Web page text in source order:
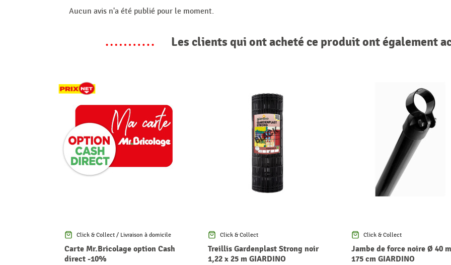
Aucun avis n'a été publié pour le moment.
Les clients qui ont acheté ce produit ont également
Click & Collect / Livraison à domicile
Carte Mr.Bricolage option Cash
direct -10%
Click & Collect
Treillis Gardenplast Strong noir
1,22 x 25 m GIARDINO
Click & Collect
Jambe de force noire Ø 40
175 cm GIARDINO